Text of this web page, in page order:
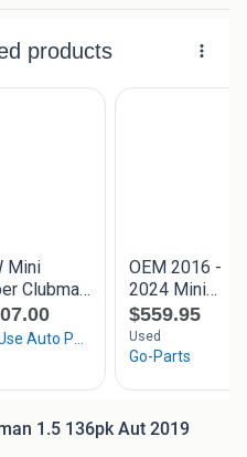
1.5 136pk Aut 2019